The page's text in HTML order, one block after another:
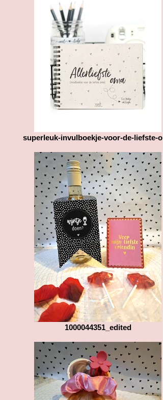
superleuk-invulboekje-voor-de-liefste-
1000044351_edited